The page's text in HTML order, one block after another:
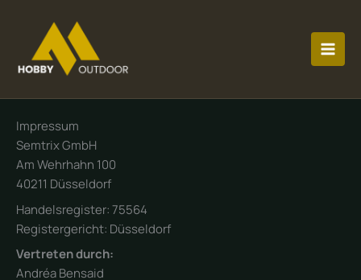
springen
Impressum
Semtrix GmbH
Am Wehrhahn 100
40211 Düsseldorf
Handelsregister: 75564
Registergericht: Düsseldorf
Vertreten durch:
Andréa Bensaid